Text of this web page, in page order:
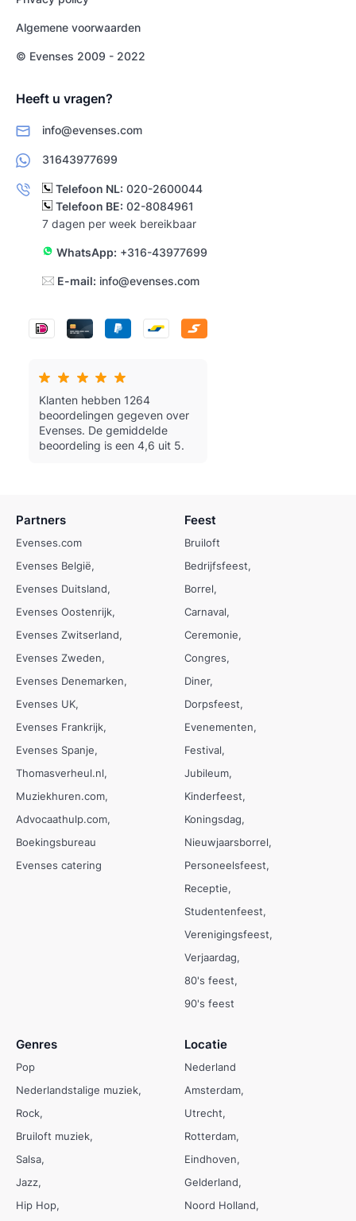
Algemene voorwaarden
© Evenses 2009 - 2022
Heeft u vragen?
info@evenses.com
31643977699
Telefoon NL: 020-2600044
Telefoon BE: 02-8084961
7 dagen per week bereikbaar
WhatsApp: +316-43977699
E-mail: info@evenses.com
Klanten hebben 1264
beoordelingen gegeven over
Evenses. De gemiddelde
beoordeling is een 4,6 uit 5.
Partners
Evenses.com
Evenses België
Evenses Duitsland
Evenses Oostenrijk
Evenses Zwitserland
Evenses Zweden
Evenses Denemarken
Evenses UK
Evenses Frankrijk
Evenses Spanje
Thomasverheul.nl
Muziekhuren.com
Advocaathulp.com
Boekingsbureau
Evenses catering
Feest
Bruiloft
Bedrijfsfeest
Borrel
Carnaval
Ceremonie
Congres
Diner
Dorpsfeest
Evenementen
Festival
Jubileum
Kinderfeest
Koningsdag
Nieuwjaarsborrel
Personeelsfeest
Receptie
Studentenfeest
Verenigingsfeest
Verjaardag
80's feest
90's feest
Genres
Pop
Nederlandstalige muziek
Rock
Bruiloft muziek
Salsa
Jazz
Hip Hop
Locatie
Nederland
Amsterdam
Utrecht
Rotterdam
Eindhoven
Gelderland
Noord Holland